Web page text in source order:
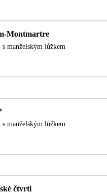
Montmartre
manželským lůžkem
4*
manželským lůžkem
čtvrti